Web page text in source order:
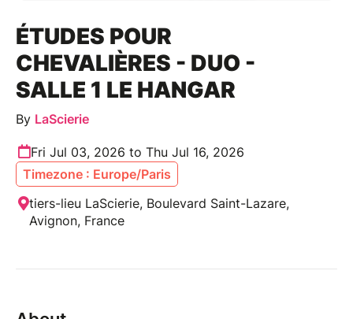
ÉTUDES POUR
CHEVALIÈRES - DUO -
SALLE 1 LE HANGAR
By LaScierie
Fri Jul 03, 2026 to Thu Jul 16, 2026
Timezone : Europe/Paris
tiers-lieu LaScierie, Boulevard Saint-Lazare,
Avignon, France